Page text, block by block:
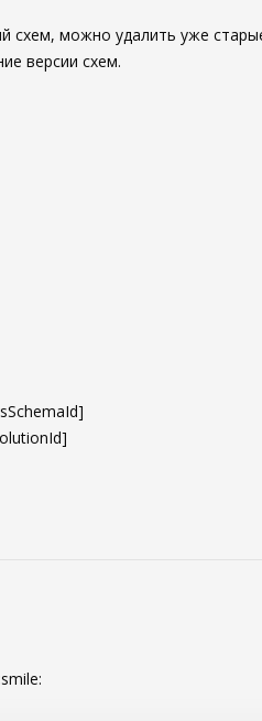
схем, можно удалить уже
версии схем.